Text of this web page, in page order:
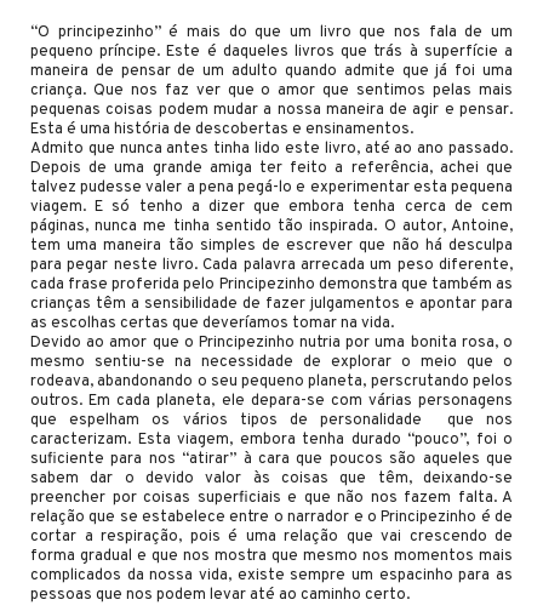
“O principezinho” é mais do que um livro que nos fala de um
pequeno príncipe. Este é daqueles livros que trás à superfície a
maneira de pensar de um adulto quando admite que já foi uma
criança. Que nos faz ver que o amor que sentimos pelas mais
pequenas coisas podem mudar a nossa maneira de agir e pensar.
Esta é uma história de descobertas e ensinamentos.
Admito que nunca antes tinha lido este livro, até ao ano passado.
Depois de uma grande amiga ter feito a referência, achei que
talvez pudesse valer a pena pegá-lo e experimentar esta pequena
viagem. E só tenho a dizer que embora tenha cerca de cem
páginas, nunca me tinha sentido tão inspirada. O autor, Antoine,
tem uma maneira tão simples de escrever que não há desculpa
para pegar neste livro. Cada palavra arrecada um peso diferente,
cada frase proferida pelo Principezinho demonstra que também as
crianças têm a sensibilidade de fazer julgamentos e apontar para
as escolhas certas que deveríamos tomar na vida.
Devido ao amor que o Principezinho nutria por uma bonita rosa, o
mesmo sentiu-se na necessidade de explorar o meio que o
rodeava, abandonando o seu pequeno planeta, perscrutando pelos
outros. Em cada planeta, ele depara-se com várias personagens
que espelham os vários tipos de personalidade que nos
caracterizam. Esta viagem, embora tenha durado “pouco”, foi o
suficiente para nos “atirar” à cara que poucos são aqueles que
sabem dar o devido valor às coisas que têm, deixando-se
preencher por coisas superficiais e que não nos fazem falta. A
relação que se estabelece entre o narrador e o Principezinho é de
cortar a respiração, pois é uma relação que vai crescendo de
forma gradual e que nos mostra que mesmo nos momentos mais
complicados da nossa vida, existe sempre um espacinho para as
pessoas que nos podem levar até ao caminho certo.